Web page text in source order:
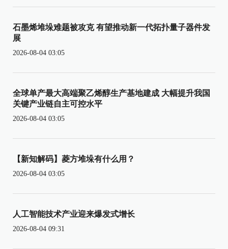
石墨烯堆垛难题被攻克 有望推动新一代拓扑量子器件发
展
2026-08-04 03:05
全球单产最大高端聚乙烯醇生产基地建成 大幅提升我国
关键产业链自主可控水平
2026-08-04 03:05
【新知解码】菱方堆垛有什么用？
2026-08-04 03:05
人工智能技术产业迎来爆发式增长
2026-08-04 09:31